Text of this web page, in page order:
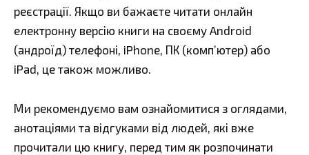
реєстрації. Якщо ви бажаєте читати онлайн
електронну версію книги на своєму Android
(андроїд) телефоні, iPhone, ПК (комп’ютер) або
iPad, це також можливо.
Ми рекомендуємо вам ознайомитися з оглядами,
анотаціями та відгуками від людей, які вже
прочитали цю книгу, перед тим як розпочинати